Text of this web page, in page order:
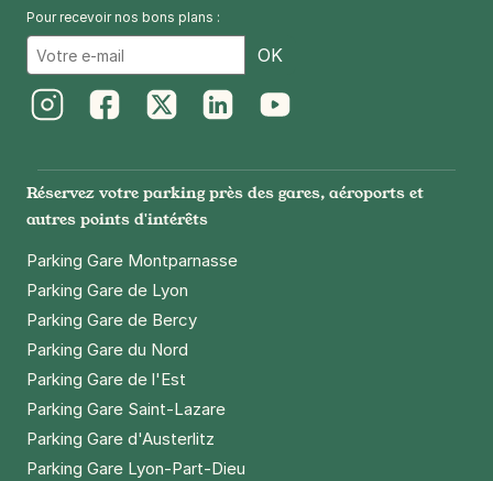
Pour recevoir nos bons plans :
OK
Réservez votre parking près des gares, aéroports et
autres points d'intérêts
Parking Gare Montparnasse
Parking Gare de Lyon
Parking Gare de Bercy
Parking Gare du Nord
Parking Gare de l'Est
Parking Gare Saint-Lazare
Parking Gare d'Austerlitz
Parking Gare Lyon-Part-Dieu